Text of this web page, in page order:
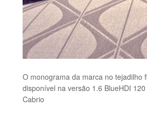
O monograma da marca no tejadilho
disponível na versão 1.6 BlueHDI
Cabrio